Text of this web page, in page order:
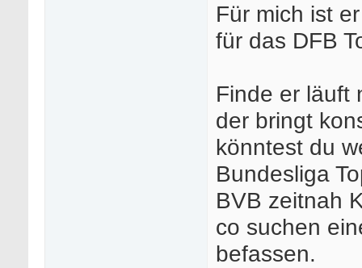
Für mich ist
für das DFB
Finde er läuft
der bringt
könntest du
Bundesliga
BVB zeitnah
co suchen
befassen.